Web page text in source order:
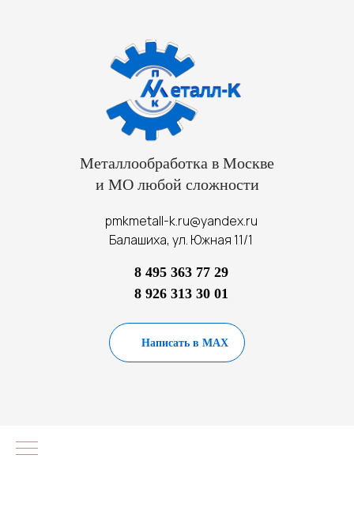
Металлообработка в Москве
и МО любой сложности
pmkmetall-k.ru@yandex.ru
Балашиха, ул. Южная 11/1
8 495 363 77 29
8 926 313 30 01
Написать в MAX